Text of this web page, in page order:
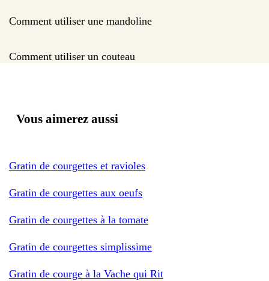
Comment utiliser une mandoline
Comment utiliser un couteau
Vous aimerez aussi
Gratin de courgettes et ravioles
Gratin de courgettes aux oeufs
Gratin de courgettes à la tomate
Gratin de courgettes simplissime
Gratin de courge à la Vache qui Rit